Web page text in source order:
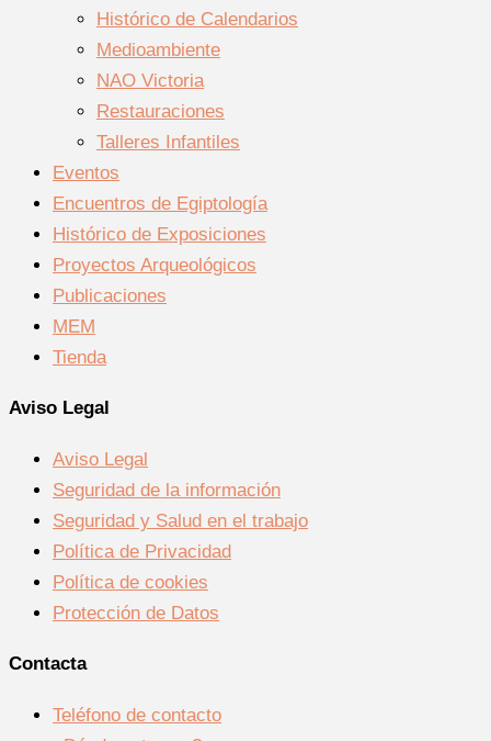
Histórico de Calendarios
Medioambiente
NAO Victoria
Restauraciones
Talleres Infantiles
Eventos
Encuentros de Egiptología
Histórico de Exposiciones
Proyectos Arqueológicos
Publicaciones
MEM
Tienda
Aviso Legal
Aviso Legal
Seguridad de la información
Seguridad y Salud en el trabajo
Política de Privacidad
Política de cookies
Protección de Datos
Contacta
Teléfono de contacto